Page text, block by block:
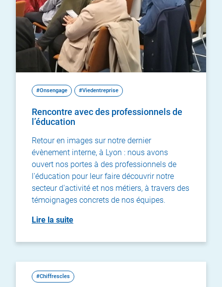
#Onsengage #Viedentreprise
Rencontre avec des professionnels de
l’éducation
Retour en images sur notre dernier
évènement interne, à Lyon : nous avons
ouvert nos portes à des professionnels de
l'éducation pour leur faire découvrir notre
secteur d'activité et nos métiers, à travers des
témoignages concrets de nos équipes.
Lire la suite
#Chiffrescles